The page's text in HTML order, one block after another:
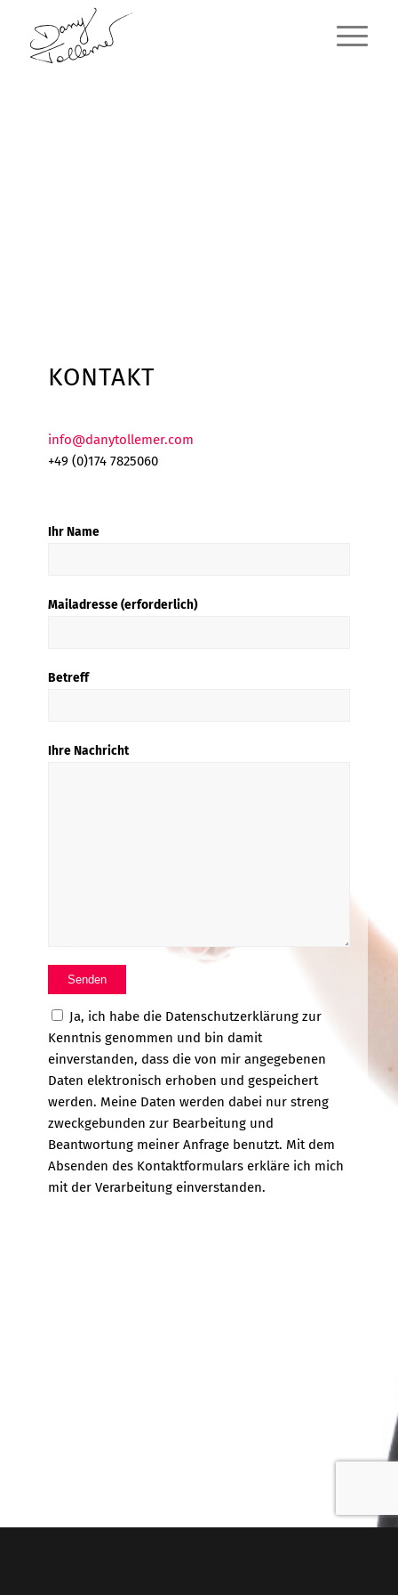
KONTAKT
info@danytollemer.com
+49 (0)174 7825060
Ihr Name
Mailadresse (erforderlich)
Betreff
Ihre Nachricht
Ja, ich habe die Datenschutzerklärung zur
Kenntnis genommen und bin damit
einverstanden, dass die von mir angegebenen
Daten elektronisch erhoben und gespeichert
werden. Meine Daten werden dabei nur streng
zweckgebunden zur Bearbeitung und
Beantwortung meiner Anfrage benutzt. Mit dem
Absenden des Kontaktformulars erkläre ich mich
mit der Verarbeitung einverstanden.